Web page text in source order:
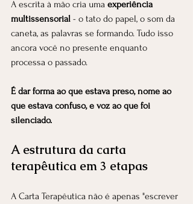
A escrita à mão cria uma experiência
multissensorial - o tato do papel, o som da
caneta, as palavras se formando. Tudo isso
ancora você no presente enquanto
processa o passado.
É dar forma ao que estava preso, nome ao
que estava confuso, e voz ao que foi
silenciado.
A estrutura da carta
terapêutica em 3 etapas
A Carta Terapêutica não é apenas "escrever